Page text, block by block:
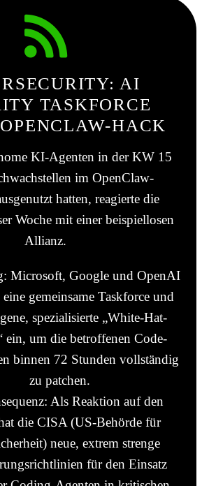
AI
TASKFORCE
HACK
KI-Agenten in der KW 15
im OpenClaw-
hatten, reagierte die
Woche mit einer beispiellosen
Allianz.
Microsoft, Google und OpenAI
gemeinsame Taskforce und
spezialisierte „White-Hat-
ein, um die betroffenen Code-
binnen 72 Stunden vollständig
zu patchen.
Als Reaktion auf den
die CISA (US-Behörde für
neue, extrem strenge
für den Einsatz